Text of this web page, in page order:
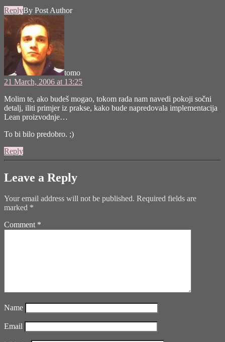
ReplyBy Post Author
tomo
21 March, 2006 at 13:25
Molim te, ako budeš mogao, tokom rada nam navedi pokoji sočni
detalj, iliti primjer iz prakse, kako bude napredovala implementacija
Lean proizvodnje…
To bi bilo predobro. ;)
Reply
Leave a Reply
Your email address will not be published. Required fields are
marked *
Comment *
Name
Email